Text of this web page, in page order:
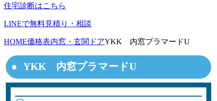
住宅診断はこちら
LINEで無料見積り・相談
HOME価格表内窓・玄関ドアYKK 内窓プラマードU
YKK 内窓プラマードU